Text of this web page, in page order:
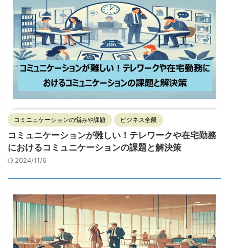
コミニュケーションの悩みや課題 ビジネス全般
コミュニケーションが難しい！テレワークや在宅勤務
におけるコミュニケーションの課題と解決策
2024/11/6